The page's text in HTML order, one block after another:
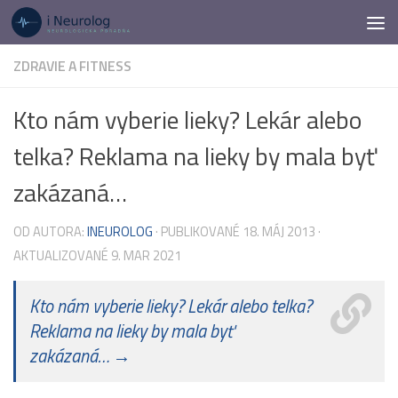
Preskočiť na obsah
ZDRAVIE A FITNESS
Kto nám vyberie lieky? Lekár alebo
telka? Reklama na lieky by mala byť
zakázaná…
OD AUTORA:INEUROLOG · PUBLIKOVANÉ 18. MÁJ 2013 ·
AKTUALIZOVANÉ 9. MAR 2021
Kto nám vyberie lieky? Lekár alebo telka?
Reklama na lieky by mala byť
zakázaná… →